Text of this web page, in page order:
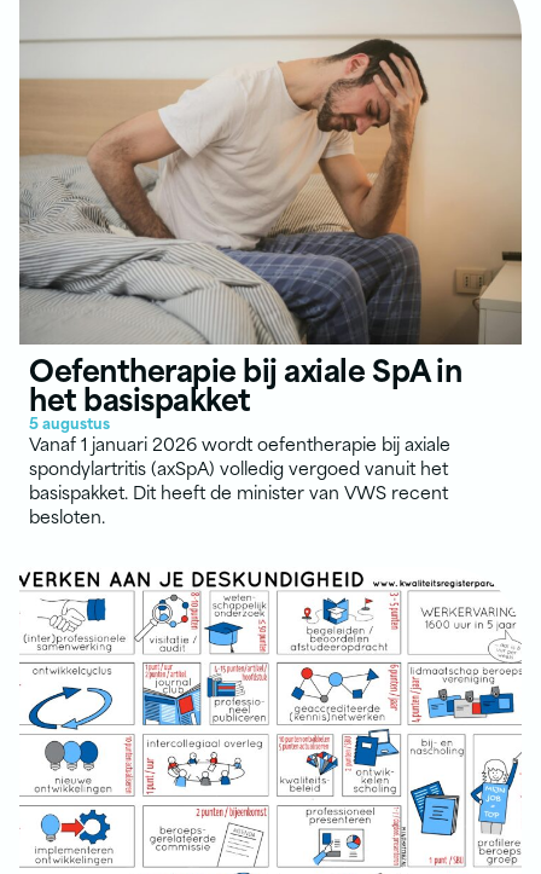
Oefentherapie bij axiale SpA in
het basispakket
5 augustus
Vanaf 1 januari 2026 wordt oefentherapie bij axiale
spondylartritis (axSpA) volledig vergoed vanuit het
basispakket. Dit heeft de minister van VWS recent
besloten.